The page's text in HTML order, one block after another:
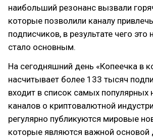
наибольший резонанс вызвали
которые позволили каналу
подписчиков, в результате чего это
стало основным.
На сегодняшний день «Копеечка в
насчитывает более 133 тысяч
входит в список самых популярных
каналов о криптовалютной
регулярно публикуются мировые
которые являются важной основой